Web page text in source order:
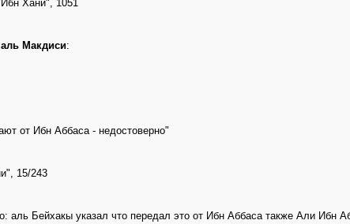
Хани", 1051
Макдиси:
от Ибн Аббаса - недостоверно"
15/243
аль Бейхакы указал что передал это от Ибн Аббаса также Али Ибн